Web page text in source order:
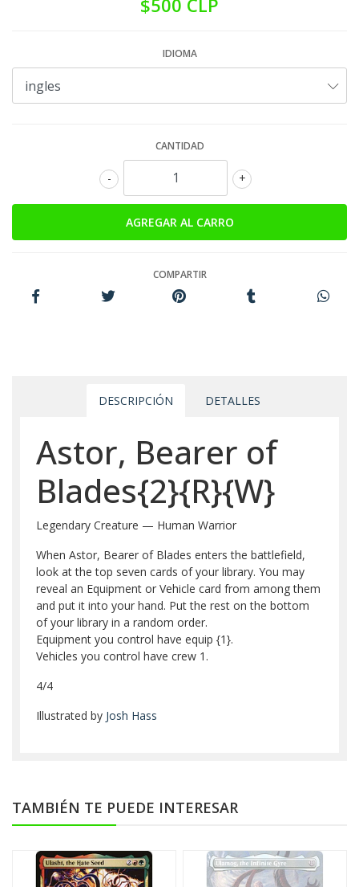
$500 CLP
IDIOMA
CANTIDAD
+
-
COMPARTIR
DESCRIPCIÓN DETALLES
Astor, Bearer of
Blades{2}{R}{W}
Legendary Creature — Human Warrior
When Astor, Bearer of Blades enters the battlefield,
look at the top seven cards of your library. You may
reveal an Equipment or Vehicle card from among them
and put it into your hand. Put the rest on the bottom
of your library in a random order.
Equipment you control have equip {1}.
Vehicles you control have crew 1.
4/4
Illustrated by Josh Hass
TAMBIÉN TE PUEDE INTERESAR